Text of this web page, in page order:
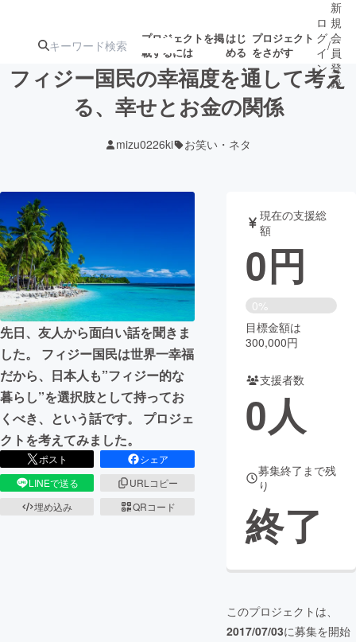
プロジェクトを掲
載するには
はじ
める
プロジェクト
をさがす
ジェクト
ロジェクト
音楽
テクノロジー・ガジェット ゲーム・サ
映像・映画 書籍・雑誌
ビジネス・起業 チャレンジ
まちづくり・地域活性化
CAMPFIRE for Social Good
CAMPFIRE Creation
CAMPFIREふるさと納税
ロ
グ
イ
ン
/
新
規
会
員
登
録
フィジー国民の幸福度を通して考え
る、幸せとお金の関係
mizu0226ki お笑い・ネタ
先日、友人から面白い話を聞きま
した。 フィジー国民は世界一幸福
だから、日本人も”フィジー的な
暮らし”を選択肢として持ってお
くべき、という話です。 プロジェ
クトを考えてみました。
ポスト
シェア
LINEで送る
URLコピー
埋め込み
QRコード
現在の支援総
額
0円
0%
目標金額は
300,000円
支援者数
0人
募集終了まで残
り
終了
このプロジェクトは、
2017/07/03に募集を開始